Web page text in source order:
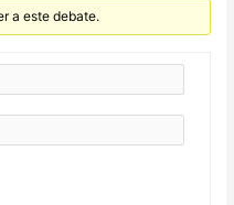
a este debate.